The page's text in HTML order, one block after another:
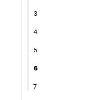
3
4
5
6
7